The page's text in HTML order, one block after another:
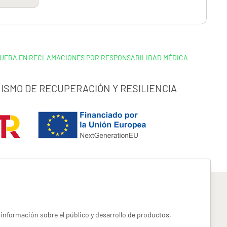
EN RECLAMACIONES POR RESPONSABILIDAD MÉDICA
DE RECUPERACIÓN Y RESILIENCIA
sobre el público y desarrollo de productos,